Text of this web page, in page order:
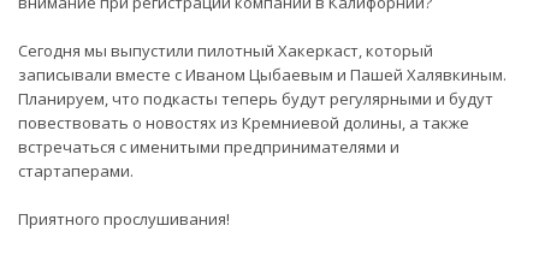
Сегодня мы выпустили пилотный Хакеркаст, который
записывали вместе с Иваном Цыбаевым и Пашей Халявкиным.
Планируем, что подкасты теперь будут регулярными и будут
повествовать о новостях из Кремниевой долины, а также
встречаться с именитыми предпринимателями и
стартаперами.
Приятного прослушивания!